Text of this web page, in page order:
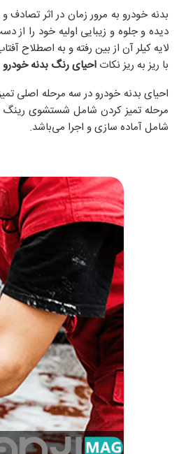
بدنه خودرو به مرور زمان در اثر
دیده و جلوه و زیبایی اولیه خود را
لایه کیلر آن از بین رفته و به اصطلاح
با ریز به ریز نکات احیای رنگ بدنه خودرو
احیای بدنه خودرو در سه مرحله اصلی
مرحله تمیز کردن شامل شستشوی
شامل آماده سازی و اجرا می‌باشد.